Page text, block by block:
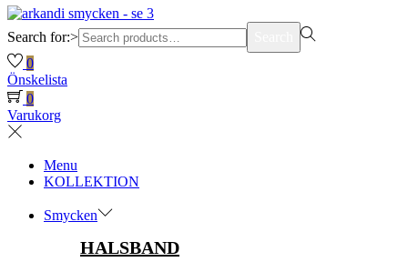
Search for:>
0
Önskelista
0
Varukorg
Menu
KOLLEKTION
Smycken
HALSBAND